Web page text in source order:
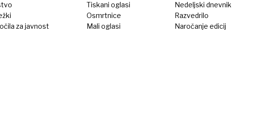
za javnost
Tiskani oglasi
Osmrtnice
Mali oglasi
Nedeljski dnevnik
Razvedrilo
Naročanje edicij